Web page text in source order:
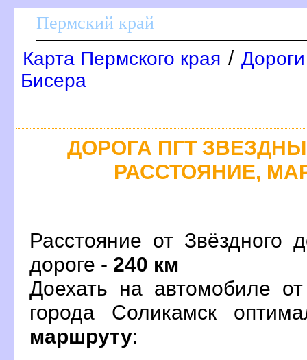
Пермский край
Карта Пермского края /
Бисера
ДОРОГА ПГТ
РАССТОЯНИЕ,
Расстояние от Звёздного
дороге - 240 км
Доехать на автомобиле
орода Соликамск
маршруту: